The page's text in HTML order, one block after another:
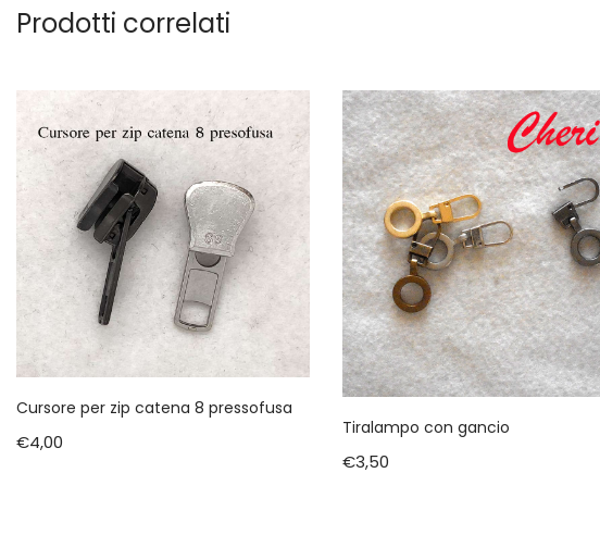
Prodotti correlati
Cursore per zip catena 8 pressofusa
€4,00
Tiralampo con gancio
€3,50